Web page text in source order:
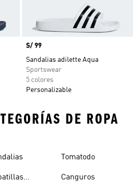
Precio
S/ 99
Sandalias adilette Aqua
Sportswear
5 colores
Personalizable
DE ROPA
Tomatodo
Canguros